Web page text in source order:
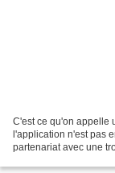
C'est ce qu'on appelle
l'application n'est pas
partenariat avec une